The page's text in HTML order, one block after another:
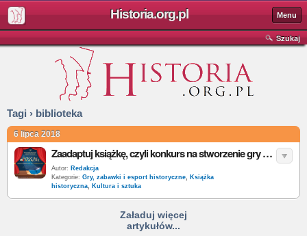
Historia.org.pl Menu
Szukaj
Tagi › biblioteka
6 lipca 2018
Zaadaptuj książkę, czyli konkurs na stworzenie gry planszowej
Autor: Redakcja
Kategorie: Gry, zabawki i esport historyczne, Książka
historyczna, Kultura i sztuka
Załaduj więcej
artykułów...